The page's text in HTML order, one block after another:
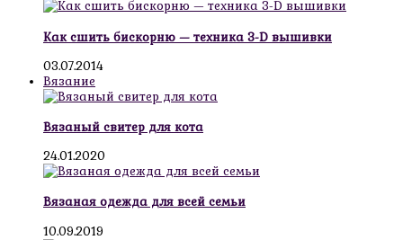
Как сшить бискорню — техника 3-D вышивки
03.07.2014
Вязание
Вязаный свитер для кота
24.01.2020
Вязаная одежда для всей семьи
10.09.2019